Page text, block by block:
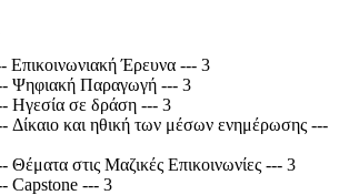
Επικοινωνιακή Έρευνα --- 3
Ψηφιακή Παραγωγή --- 3
Ηγεσία σε δράση --- 3
Δίκαιο και ηθική των μέσων ενημέρωσης ---
στις Μαζικές Επικοινωνίες --- 3
Capstone --- 3